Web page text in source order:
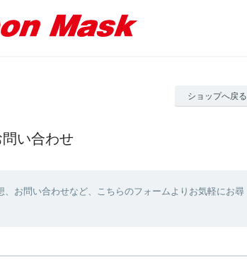
ショップへ戻る
問い合わせ
お問い合わせなど、こちらのフォームよりお気軽にお尋